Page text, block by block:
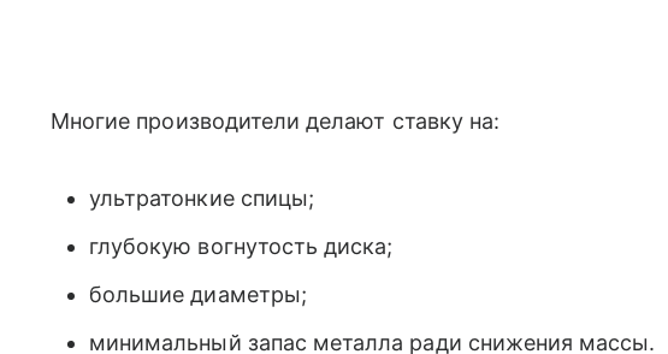
Многие производители делают ставку на:
ультратонкие спицы;
глубокую вогнутость диска;
большие диаметры;
минимальный запас металла ради снижения массы.